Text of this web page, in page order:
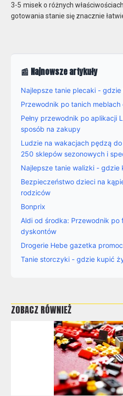
3-5 misek o różnych
gotowania stanie się znacznie
📰 Najnowsze artykuły
Najlepsze tanie plecaki - gdzie
Przewodnik po tanich
Pełny przewodnik po aplikacji
sposób na zakupy
Ludzie na wakacjach pędzą
250 sklepów sezonowych i
Najlepsze tanie walizki - gdzie
Bezpieczeństwo dzieci na
rodziców
Bonprix
Aldi od środka: Przewodnik po
dyskontów
Drogerie Hebe gazetka
Tanie storczyki - gdzie kupić
ZOBACZ RÓWNIEŻ